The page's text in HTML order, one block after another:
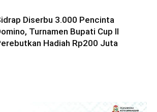
Diserbu 3.000 Pencinta
Turnamen Bupati Cup II
Hadiah Rp200 Juta